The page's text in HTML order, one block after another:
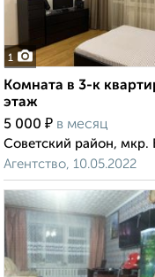
1
Комната в 3-к
этаж
5 000 ₽ в месяц
Советский район, мкр.
Агентство, 10.05.2022